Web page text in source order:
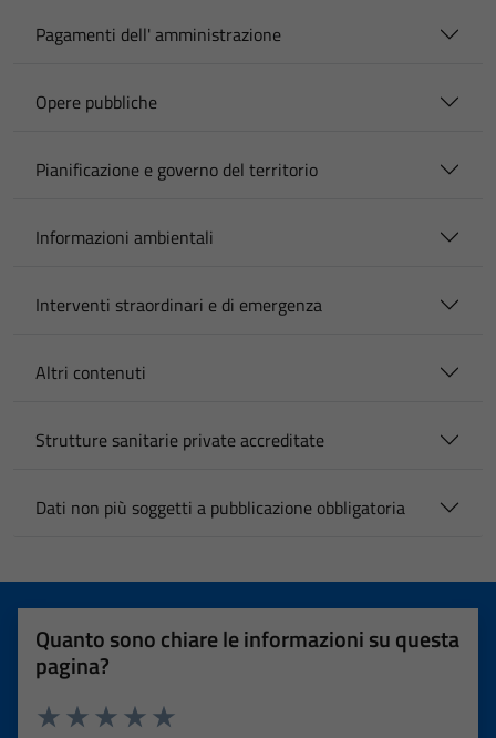
Pagamenti dell' amministrazione
Opere pubbliche
Pianificazione e governo del territorio
Informazioni ambientali
Interventi straordinari e di emergenza
Altri contenuti
Strutture sanitarie private accreditate
Dati non più soggetti a pubblicazione obbligatoria
Quanto sono chiare le informazioni su questa
pagina?